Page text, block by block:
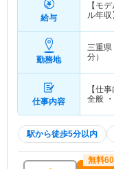
給与
【モ
ル年収
勤務地
三重県
分）
仕事内容
【仕
全般
駅から徒歩5分以内